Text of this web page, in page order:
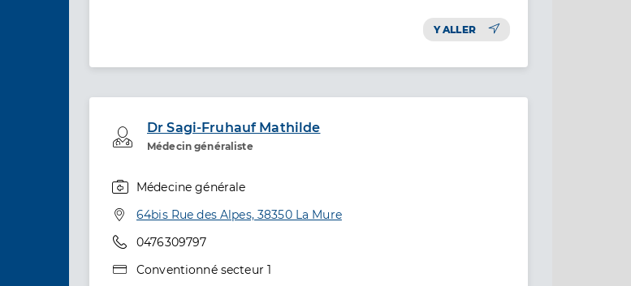
Y ALLER
Dr Sagi-Fruhauf Mathilde
Médecin généraliste
Professionel de santé
Médecine générale
Adresse
64bis Rue des Alpes, 38350 La Mure
Téléphone
0476309797
Type de convention
Conventionné secteur 1